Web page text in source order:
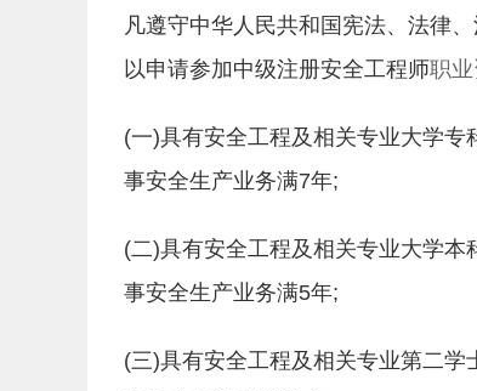
凡遵守中华人民共和国宪法、法律
以申请参加中级注册安全工程师职
(一)具有安全工程及相关专业大学
事安全生产业务满7年;
(二)具有安全工程及相关专业大学
事安全生产业务满5年;
(三)具有安全工程及相关专业第二